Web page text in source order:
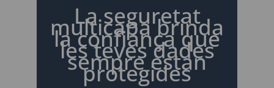
La seguretat
multicapa brinda
la confiança que
les teves dades
sempre estan
protegides